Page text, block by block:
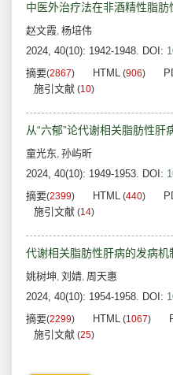
中医外治疗法在非酒精性脂
赵文霞, 杨培伟
2024, 40(10): 1942-1948. DOI:
摘要(2867) HTML (906)
施引文献 (10)
从“六郁”论代谢相关脂肪性肝
童光东, 孙屿昕
2024, 40(10): 1949-1953. DOI:
摘要(2399) HTML (440)
施引文献 (14)
代谢相关脂肪性肝病的发病机
姚树坤, 刘婧, 周天惠
2024, 40(10): 1954-1958. DOI:
摘要(2299) HTML (1067)
施引文献 (25)